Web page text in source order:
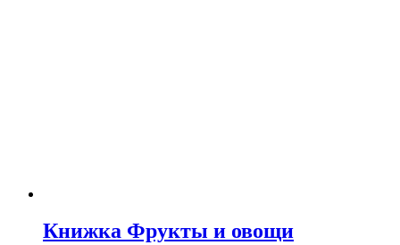
Книжка Фрукты и овощи